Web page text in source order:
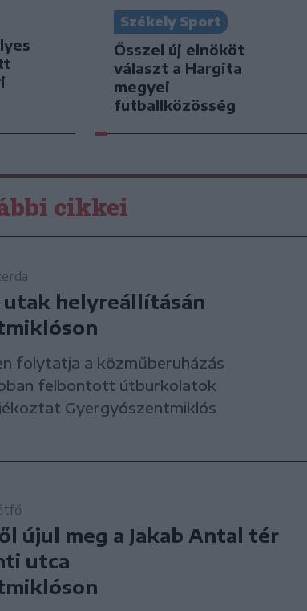
Székely Sport
Ősszel új elnököt
választ a Hargita
megyei
futballközösség
cikkei
utak helyreállításán
folytatja a közműberuházás
felbontott útburkolatok
Gyergyószentmiklós
újul meg a Jakab Antal tér
utca